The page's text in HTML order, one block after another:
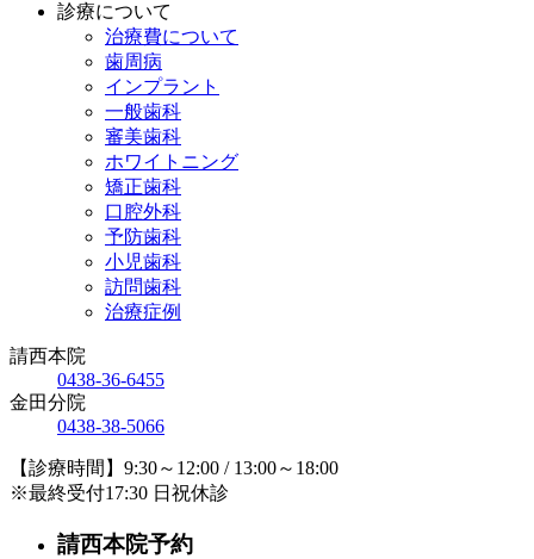
診療について
治療費について
歯周病
インプラント
一般歯科
審美歯科
ホワイトニング
矯正歯科
口腔外科
予防歯科
小児歯科
訪問歯科
治療症例
請西本院
0438-36-6455
金田分院
0438-38-5066
【診療時間】9:30～12:00 / 13:00～18:00
※最終受付17:30 日祝休診
請西本院予約